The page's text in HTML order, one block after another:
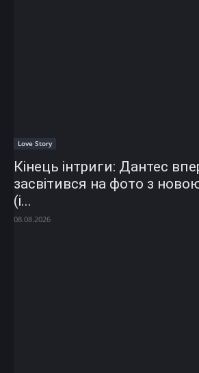
Love Story
Кінець інтриги: Дантес
засвітився на фото з
(і...
08.08.2026